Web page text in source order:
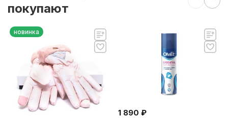
покупают
новинка
1 890 ₽